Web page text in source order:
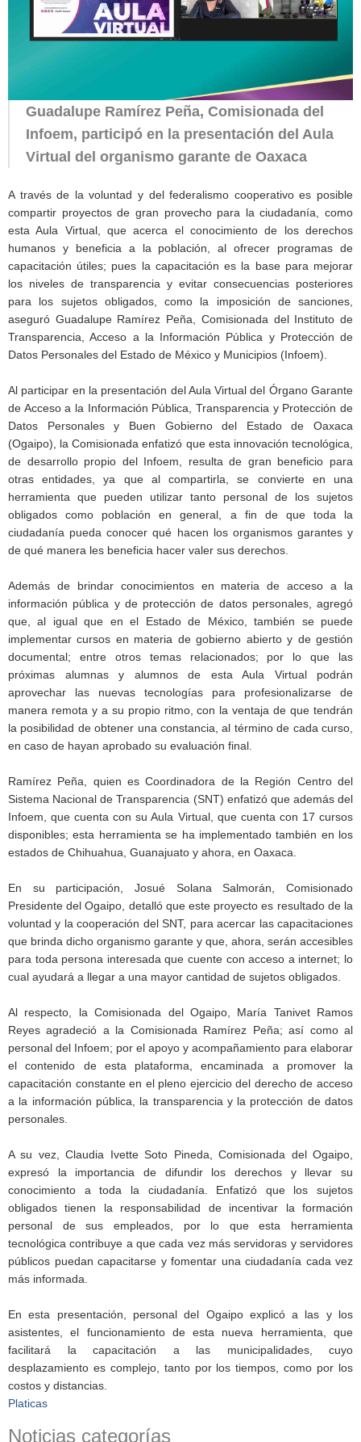
Guadalupe Ramírez Peña, Comisionada del
Infoem, participó en la presentación del Aula
Virtual del organismo garante de Oaxaca
A través de la voluntad y del federalismo cooperativo es posible
compartir proyectos de gran provecho para la ciudadanía, como
esta Aula Virtual, que acerca el conocimiento de los derechos
humanos y beneficia a la población, al ofrecer programas de
capacitación útiles; pues la capacitación es la base para mejorar
los niveles de transparencia y evitar consecuencias posteriores
para los sujetos obligados, como la imposición de sanciones,
aseguró Guadalupe Ramírez Peña, Comisionada del Instituto de
Transparencia, Acceso a la Información Pública y Protección de
Datos Personales del Estado de México y Municipios (Infoem).
Al participar en la presentación del Aula Virtual del Órgano Garante
de Acceso a la Información Pública, Transparencia y Protección de
Datos Personales y Buen Gobierno del Estado de Oaxaca
(Ogaipo), la Comisionada enfatizó que esta innovación tecnológica,
de desarrollo propio del Infoem, resulta de gran beneficio para
otras entidades, ya que al compartirla, se convierte en una
herramienta que pueden utilizar tanto personal de los sujetos
obligados como población en general, a fin de que toda la
ciudadanía pueda conocer qué hacen los organismos garantes y
de qué manera les beneficia hacer valer sus derechos.
Además de brindar conocimientos en materia de acceso a la
información pública y de protección de datos personales, agregó
que, al igual que en el Estado de México, también se puede
implementar cursos en materia de gobierno abierto y de gestión
documental; entre otros temas relacionados; por lo que las
próximas alumnas y alumnos de esta Aula Virtual podrán
aprovechar las nuevas tecnologías para profesionalizarse de
manera remota y a su propio ritmo, con la ventaja de que tendrán
la posibilidad de obtener una constancia, al término de cada curso,
en caso de hayan aprobado su evaluación final.
Ramírez Peña, quien es Coordinadora de la Región Centro del
Sistema Nacional de Transparencia (SNT) enfatizó que además del
Infoem, que cuenta con su Aula Virtual, que cuenta con 17 cursos
disponibles; esta herramienta se ha implementado también en los
estados de Chihuahua, Guanajuato y ahora, en Oaxaca.
En su participación, Josué Solana Salmorán, Comisionado
Presidente del Ogaipo, detalló que este proyecto es resultado de la
voluntad y la cooperación del SNT, para acercar las capacitaciones
que brinda dicho organismo garante y que, ahora, serán accesibles
para toda persona interesada que cuente con acceso a internet; lo
cual ayudará a llegar a una mayor cantidad de sujetos obligados.
Al respecto, la Comisionada del Ogaipo, María Tanivet Ramos
Reyes agradeció a la Comisionada Ramírez Peña; así como al
personal del Infoem; por el apoyo y acompañamiento para elaborar
el contenido de esta plataforma, encaminada a promover la
capacitación constante en el pleno ejercicio del derecho de acceso
a la información pública, la transparencia y la protección de datos
personales.
A su vez, Claudia Ivette Soto Pineda, Comisionada del Ogaipo,
expresó la importancia de difundir los derechos y llevar su
conocimiento a toda la ciudadanía. Enfatizó que los sujetos
obligados tienen la responsabilidad de incentivar la formación
personal de sus empleados, por lo que esta herramienta
tecnológica contribuye a que cada vez más servidoras y servidores
públicos puedan capacitarse y fomentar una ciudadanía cada vez
más informada.
En esta presentación, personal del Ogaipo explicó a las y los
asistentes, el funcionamiento de esta nueva herramienta, que
facilitará la capacitación a las municipalidades, cuyo
desplazamiento es complejo, tanto por los tiempos, como por los
costos y distancias.
Platicas
Noticias categorías